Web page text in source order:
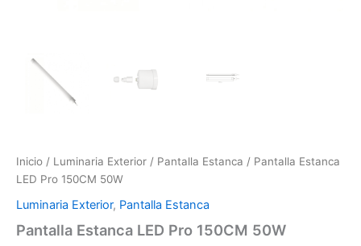
Inicio / Luminaria Exterior / Pantalla Estanca / Pantalla Estanca
LED Pro 150CM 50W
Luminaria Exterior, Pantalla Estanca
Pantalla Estanca LED Pro 150CM 50W